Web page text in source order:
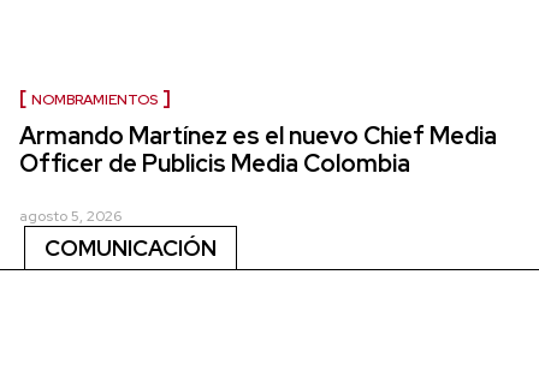
NOMBRAMIENTOS
Armando Martínez es el nuevo Chief Media
Officer de Publicis Media Colombia
agosto 5, 2026
COMUNICACIÓN